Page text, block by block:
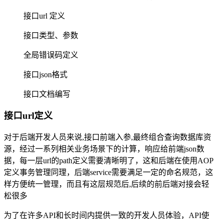
接口url 定义
接口类型、参数
全局错误码定义
接口json格式
接口文档编写
接口url定义
对于后端开发人员来说,接口前端入参,最终组合查询数据库资
源，经过一系列相关业务场景下的计算，响应给前端json数
据，每一层url的path定义需要清晰明了，这和后端在使用AOP
定义事务管理同理，后端service需要满足一定的命名规范，这
样方便统一管理，而且有这层规范后,后续的前后端对接会轻
松很多
为了在许多API和长时间内提供一致的开发人员体验，API使